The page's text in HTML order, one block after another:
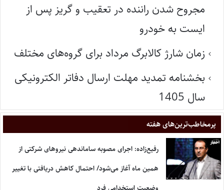
مجروح شدن راننده در تعقیب و گریز پس از
ایست به خودرو
زمان شارژ کالابرگ مرداد برای گروه‌های مختلف
بخشنامه تمدید مهلت ارسال دفاتر الکترونیکی
سال 1405
پر‌مخاطب‌ترین‌های هفته
رفیع‌زاده: اجرای مصوبه ساماندهی نیروهای شرکتی از
همین ماه آغاز می‌شود/ احتمال کاهش دریافتی با تغییر